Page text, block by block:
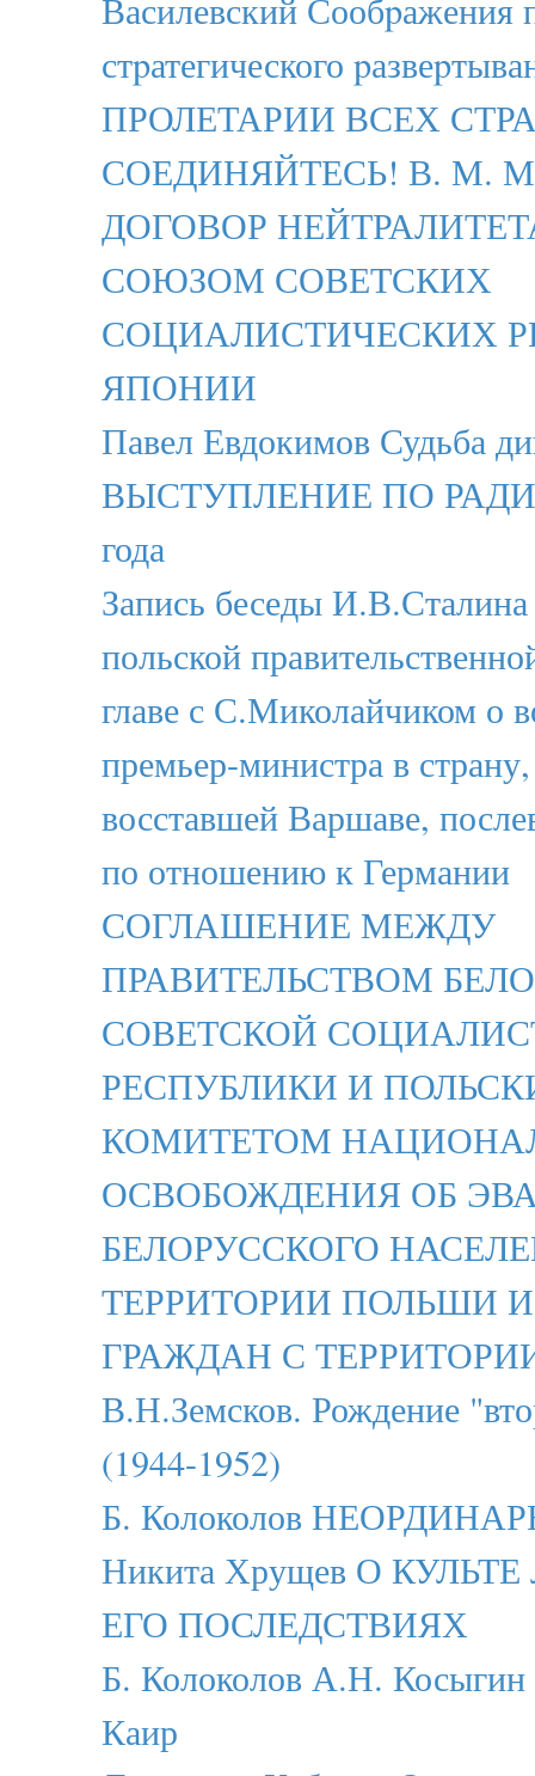
Василевский Сообpажения
стpатегического
ПРОЛЕТАРИИ ВСЕХ
СОЕДИНЯЙТЕСЬ! В. М.
ДОГОВОР
СОЮЗОМ СОВЕТСКИХ
СОЦИАЛИСТИЧЕСКИХ
ЯПОНИИ
Павел Евдокимов Судьба
ВЫСТУПЛЕНИЕ ПО
года
Запись беседы
польской
главе с С.Миколайчиком о
премьер-министра в
восставшей Варшаве,
по отношению к Германии
СОГЛАШЕНИЕ МЕЖДУ
ПРАВИТЕЛЬСТВОМ
СОВЕТСКОЙ
РЕСПУБЛИКИ И
КОМИТЕТОМ
ОСВОБОЖДЕНИЯ ОБ
БЕЛОРУССКОГО
ТЕРРИТОРИИ ПОЛЬШИ
ГРАЖДАН С
В.Н.Земсков. Рождение
(1944-1952)
Б. Колоколов
Никита Хрущев О
ЕГО ПОСЛЕДСТВИЯХ
Б. Колоколов А.Н. Косыгин
Каир